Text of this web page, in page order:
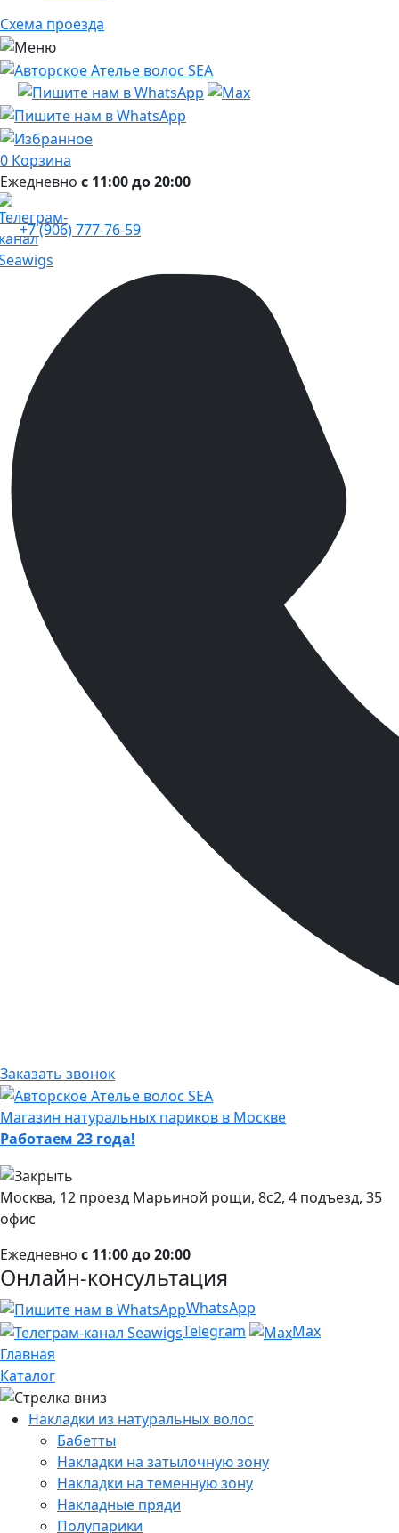
Схема проезда
0 Корзина
Ежедневно с 11:00 до 20:00
+7 (906) 777-76-59
Заказать звонок
Магазин натуральных париков в Москве
Работаем 23 года!
Москва, 12 проезд Марьиной рощи, 8с2, 4 подъезд, 35
офис
Ежедневно с 11:00 до 20:00
Онлайн-консультация
WhatsApp
Telegram
Max
Главная
Каталог
Накладки из натуральных волос
Бабетты
Накладки на затылочную зону
Накладки на теменную зону
Накладные пряди
Полупарики